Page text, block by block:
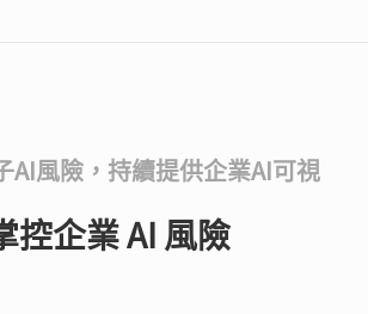
風險，持續提供企業AI可視
企業 AI 風險